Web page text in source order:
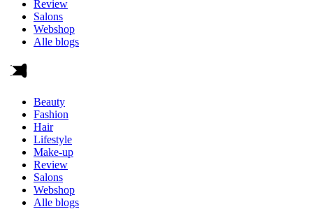
Review
Salons
Webshop
Alle blogs
Beauty
Fashion
Hair
Lifestyle
Make-up
Review
Salons
Webshop
Alle blogs